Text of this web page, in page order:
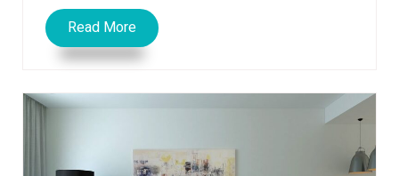
Read More